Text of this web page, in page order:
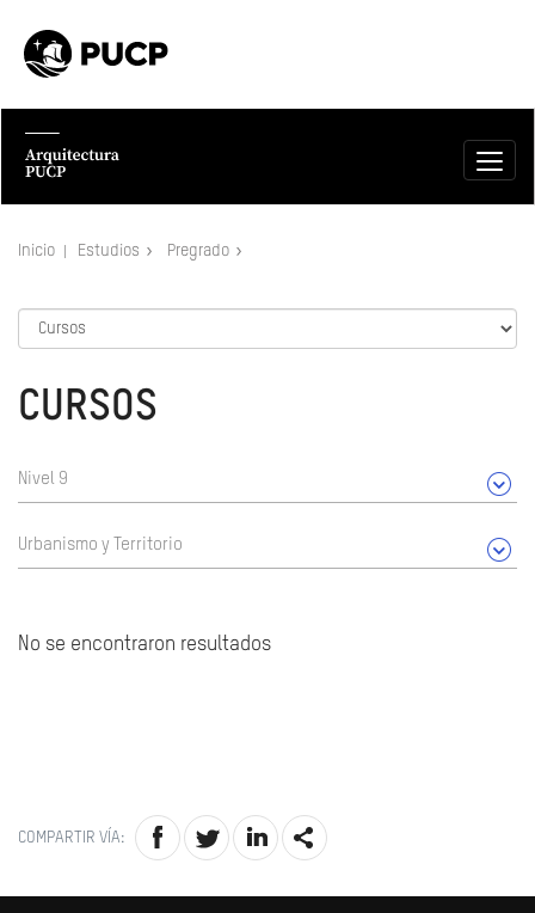
Inicio Estudios Pregrado
CURSOS
Nivel 9
Urbanismo y Territorio
No se encontraron resultados
COMPARTIR VÍA: